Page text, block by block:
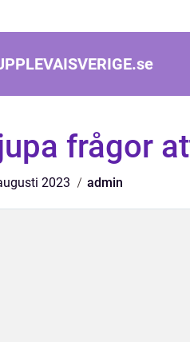
se
frågor
2023 admin